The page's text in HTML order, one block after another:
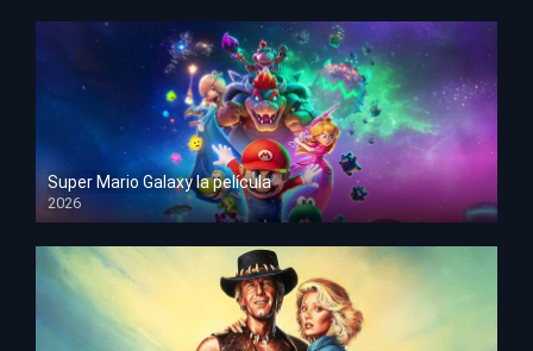
Super Mario Galaxy la película
2026
HD 1080p